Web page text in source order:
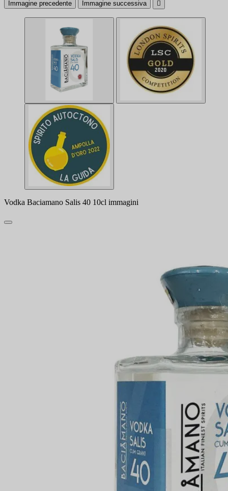
Immagine precedente Immagine successiva 
Vodka Baciamano Salis 40 10cl immagini